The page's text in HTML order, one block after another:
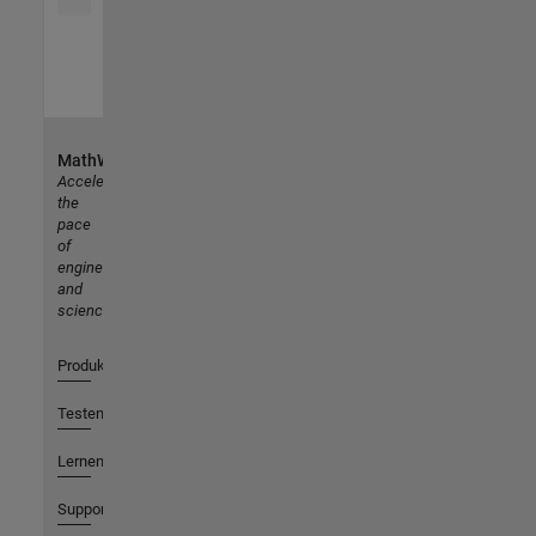
MathWorks
Accelerating
the
pace
of
engineering
and
science
Produkte
Testen oder Kaufen
Lernen
Support